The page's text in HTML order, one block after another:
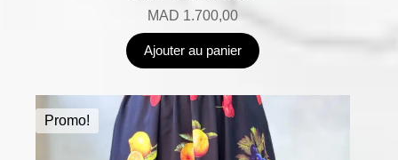
MAD 1.700,00
Ajouter au panier
Promo!